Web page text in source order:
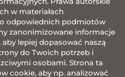
w materiałach
odpowiednich podmiotów
zanonimizowane informacje
lepiej dopasować naszą
do Twoich potrzeb i
osobami. Strona ta
cookie, aby np. analizować